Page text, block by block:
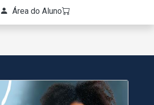
Área do Aluno